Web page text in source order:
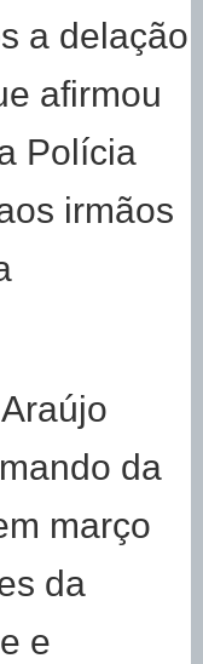
a delação
afirmou
Polícia
irmãos
da
março
da
e